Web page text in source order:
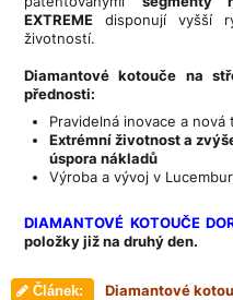
EXTREME disponují vyšší
životností.
Diamantové kotouče na
přednosti:
Pravidelná inovace a
Extrémní životnost a
úspora nákladů
Výroba a vývoj v
DIAMANTOVÉ KOTOUČE
položky již na druhý den.
Článek: Diamantové